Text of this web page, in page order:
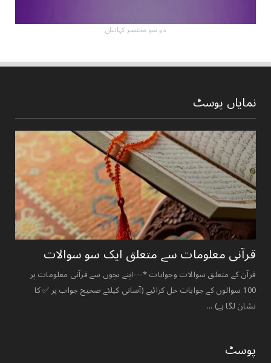
دو سو مختصر کہانیاں
نمایاں پوسٹ
قرآنی ‏معلومات ‏سے ‏متعلق ‏ایک ‏سو ‏سوالات ‏
قرآن کے متعلق سوالات وجوابات *---اپنے بچوں سے قرآنی معلومات پر
100 سوالوں کے جوابات حل کرائیے (آسانی کیلئے صحیح جواب پر ✅ کا
نشان لگا ہے) ...
پوسٹ